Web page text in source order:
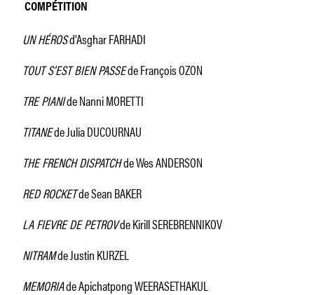
COMPÉTITION
UN HÉROSd’Asghar FARHADI
TOUT S’EST BIEN PASSEde François OZON
TRE PIANIde Nanni MORETTI
TITANEde Julia DUCOURNAU
THE FRENCH DISPATCHde Wes ANDERSON
RED ROCKETde Sean BAKER
LA FIEVRE DE PETROVde Kirill SEREBRENNIKOV
NITRAMde Justin KURZEL
MEMORIAde Apichatpong WEERASETHAKUL